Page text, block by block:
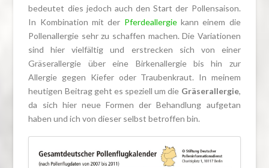
bedeutet dies jedoch auch den Start der Pollensaison.
In Kombination mit der Pferdeallergiekann einem die
Pollenallergie sehr zu schaffen machen. Die Variationen
sind hier vielfältig und erstrecken sich von einer
Gräserallergie über eine Birkenallergie bis hin zur
Allergie gegen Kiefer oder Traubenkraut. In meinem
heutigen Beitrag geht es speziell um die Gräserallergie,
da sich hier neue Formen der Behandlung aufgetan
haben und ich von dieser selbst betroffen bin.